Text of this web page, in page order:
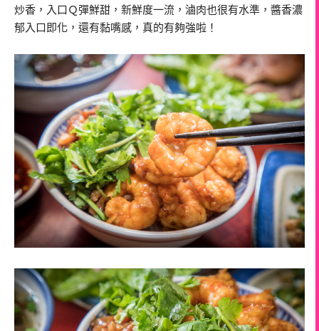
炒香，入口Ｑ彈鮮甜，新鮮度一流，滷肉也很有水準，醬香濃
郁入口即化，還有黏嘴感，真的有夠強啦！